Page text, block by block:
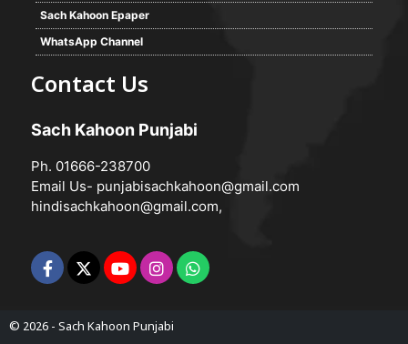
Sach Kahoon Epaper
WhatsApp Channel
Contact Us
Sach Kahoon Punjabi
Ph. 01666-238700
Email Us- punjabisachkahoon@gmail.com
hindisachkahoon@gmail.com,
© 2026 - Sach Kahoon Punjabi